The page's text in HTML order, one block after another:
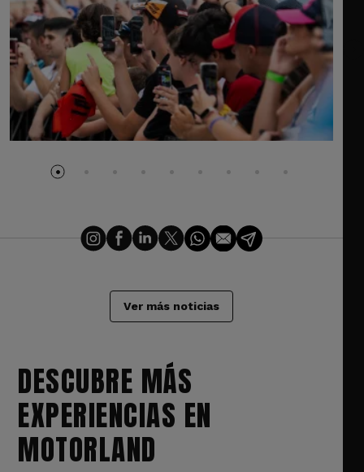
Ver más noticias
DESCUBRE MÁS
EXPERIENCIAS EN
MOTORLAND